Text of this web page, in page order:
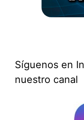
Síguenos en
nuestro canal